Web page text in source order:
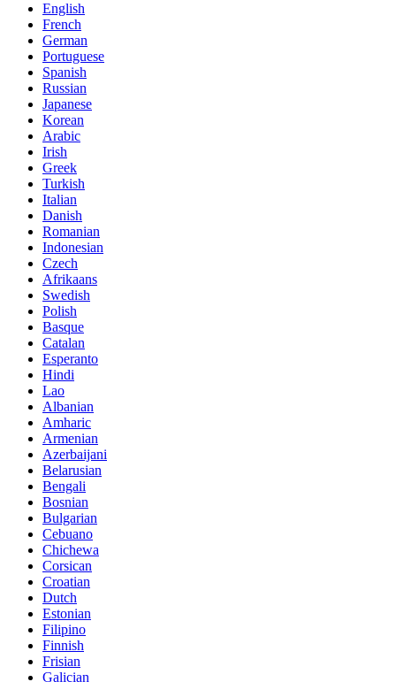
English
French
German
Portuguese
Spanish
Russian
Japanese
Korean
Arabic
Irish
Greek
Turkish
Italian
Danish
Romanian
Indonesian
Czech
Afrikaans
Swedish
Polish
Basque
Catalan
Esperanto
Hindi
Lao
Albanian
Amharic
Armenian
Azerbaijani
Belarusian
Bengali
Bosnian
Bulgarian
Cebuano
Chichewa
Corsican
Croatian
Dutch
Estonian
Filipino
Finnish
Frisian
Galician